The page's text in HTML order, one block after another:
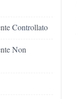
Controllato
Non